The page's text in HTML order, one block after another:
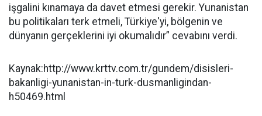
işgalini kınamaya da davet etmesi gerekir. Yunanistan
bu politikaları terk etmeli, Türkiye'yi, bölgenin ve
dünyanın gerçeklerini iyi okumalıdır” cevabını verdi.
Kaynak:http://www.krttv.com.tr/gundem/disisleri-
bakanligi-yunanistan-in-turk-dusmanligindan-
h50469.html